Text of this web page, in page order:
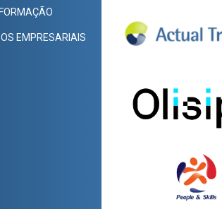
EMPRESARIAIS